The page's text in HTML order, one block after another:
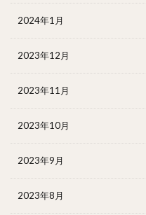
2024年1月
2023年12月
2023年11月
2023年10月
2023年9月
2023年8月